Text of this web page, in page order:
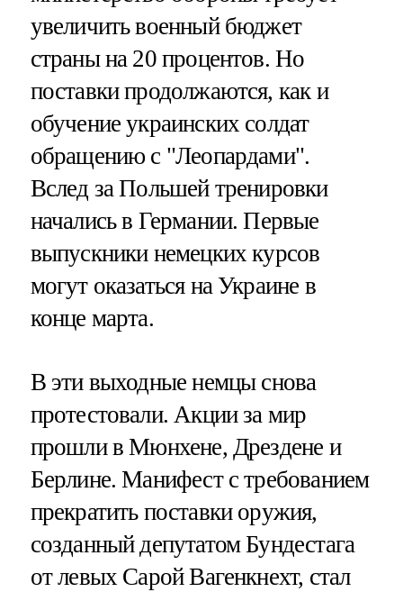
увеличить военный бюджет
страны на 20 процентов. Но
поставки продолжаются, как и
обучение украинских солдат
обращению с "Леопардами".
Вслед за Польшей тренировки
начались в Германии. Первые
выпускники немецких курсов
могут оказаться на Украине в
конце марта.
В эти выходные немцы снова
протестовали. Акции за мир
прошли в Мюнхене, Дрездене и
Берлине. Манифест с требованием
прекратить поставки оружия,
созданный депутатом Бундестага
от левых Сарой Вагенкнехт, стал